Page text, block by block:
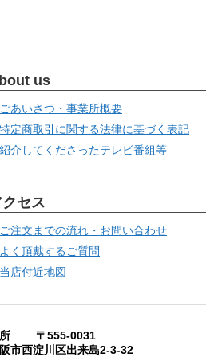
us
ごあいさつ・事業所概要
特定商取引に関する法律に基づく表記
紹介してくださったテレビ番組等
クセス
ご注文までの流れ・お問い合わせ
よく頂戴するご質問
当店付近地図
所 〒555-0031
市西淀川区出来島2-3-32